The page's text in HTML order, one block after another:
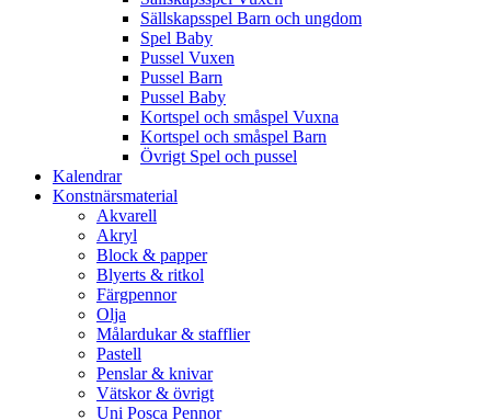
Sällskapsspel Barn och ungdom
Spel Baby
Pussel Vuxen
Pussel Barn
Pussel Baby
Kortspel och småspel Vuxna
Kortspel och småspel Barn
Övrigt Spel och pussel
Kalendrar
Konstnärsmaterial
Akvarell
Akryl
Block & papper
Blyerts & ritkol
Färgpennor
Olja
Målardukar & stafflier
Pastell
Penslar & knivar
Vätskor & övrigt
Uni Posca Pennor